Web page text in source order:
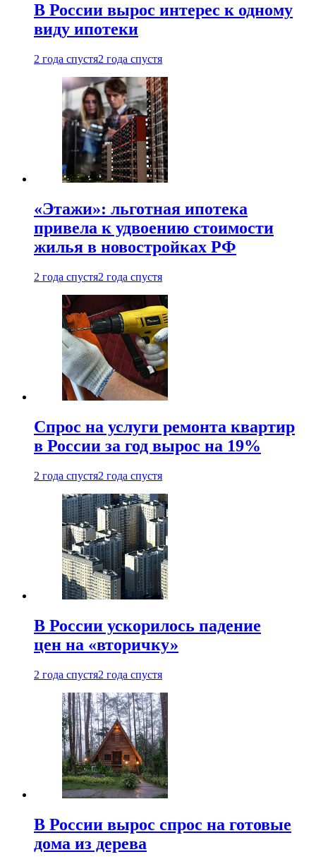
В России вырос интерес к одному
виду ипотеки
2 года спустя2 года спустя
«Этажи»: льготная ипотека
привела к удвоению стоимости
жилья в новостройках РФ
2 года спустя2 года спустя
Спрос на услуги ремонта квартир
в России за год вырос на 19%
2 года спустя2 года спустя
В России ускорилось падение
цен на «вторичку»
2 года спустя2 года спустя
В России вырос спрос на готовые
дома из дерева